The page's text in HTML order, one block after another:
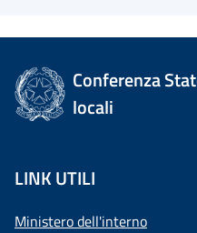
Conferenza
locali
LINK UTILI
Ministero dell'interno